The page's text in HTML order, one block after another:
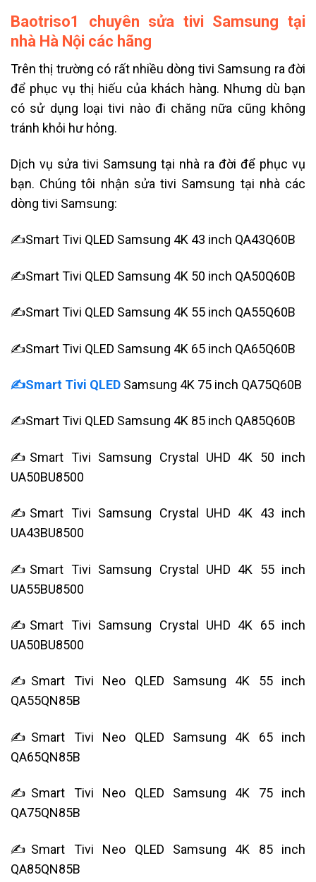
Baotriso1 chuyên sửa tivi Samsung tại
nhà Hà Nội các hãng
Trên thị trường có rất nhiều dòng tivi Samsung ra đời
để phục vụ thị hiếu của khách hàng. Nhưng dù bạn
có sử dụng loại tivi nào đi chăng nữa cũng không
tránh khỏi hư hỏng.
Dịch vụ sửa tivi Samsung tại nhà ra đời để phục vụ
bạn. Chúng tôi nhận sửa tivi Samsung tại nhà các
dòng tivi Samsung:
✍Smart Tivi QLED Samsung 4K 43 inch QA43Q60B
✍Smart Tivi QLED Samsung 4K 50 inch QA50Q60B
✍Smart Tivi QLED Samsung 4K 55 inch QA55Q60B
✍Smart Tivi QLED Samsung 4K 65 inch QA65Q60B
✍Smart Tivi QLED Samsung 4K 75 inch QA75Q60B
✍Smart Tivi QLED Samsung 4K 85 inch QA85Q60B
✍Smart Tivi Samsung Crystal UHD 4K 50 inch
UA50BU8500
✍Smart Tivi Samsung Crystal UHD 4K 43 inch
UA43BU8500
✍Smart Tivi Samsung Crystal UHD 4K 55 inch
UA55BU8500
✍Smart Tivi Samsung Crystal UHD 4K 65 inch
UA50BU8500
✍Smart Tivi Neo QLED Samsung 4K 55 inch
QA55QN85B
✍Smart Tivi Neo QLED Samsung 4K 65 inch
QA65QN85B
✍Smart Tivi Neo QLED Samsung 4K 75 inch
QA75QN85B
✍Smart Tivi Neo QLED Samsung 4K 85 inch
QA85QN85B